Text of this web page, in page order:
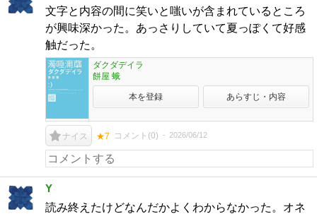
文字と内容の間に笑いと嗤いが含まれているところ
が興味深かった。あっさりしていて夏っぽくて好感
触だった。
ダクダデイラ
餅屋 蛾
本を登録 あらすじ・内容
ナイス ★7 コメント(0) 2026/06/12
Y
読み終えたけどなんだかよくわからなかった。オネ